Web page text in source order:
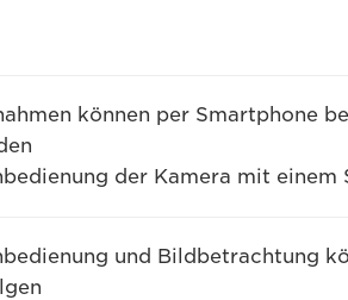
können per Smartphone
der Kamera mit einem
und Bildbetrachtung